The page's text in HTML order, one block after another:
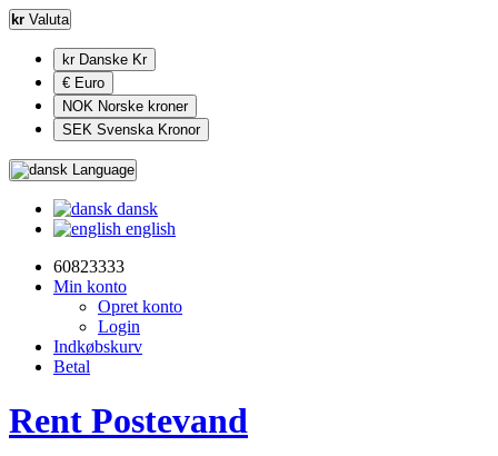
kr Valuta
kr Danske Kr
€ Euro
NOK Norske kroner
SEK Svenska Kronor
Language
dansk
english
60823333
Min konto
Opret konto
Login
Indkøbskurv
Betal
Rent Postevand